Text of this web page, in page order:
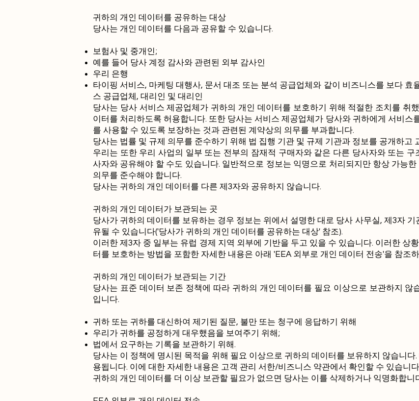
귀하의 개인 데이터를 공유하는 대상
당사는 개인 데이터를 다음과 공유할 수 있습니다.
보험사 및 중개인;
예를 들어 당사 계정 감사와 관련된 외부 감사인
우리 은행
타이핑 서비스, 마케팅 대행사, 문서 대조 또는 분석 공급업체와 같이 비즈니스를 보다 효
스 공급업체, 대리인 및 대리인
당사는 당사 서비스 제공업체가 귀하의 개인 데이터를 보호하기 위해 적절한 조치를 취
이터를 처리하도록 허용합니다. 또한 당사는 서비스 제공업체가 당사와 귀하에게 서비스
를 사용할 수 있도록 보장하는 것과 관련된 계약상의 의무를 부과합니다.
당사는 법률 및 규제 의무를 준수하기 위해 법 집행 기관 및 규제 기관과 정보를 공개하고
우리는 또한 우리 사업의 일부 또는 전부의 잠재적 구매자와 같은 다른 당사자와 또는
사자와 공유해야 할 수도 있습니다. 일반적으로 정보는 익명으로 처리되지만 항상 가능
의무를 준수해야 합니다.
당사는 귀하의 개인 데이터를 다른 제3자와 공유하지 않습니다.
귀하의 개인 데이터가 보관되는 곳
당사가 귀하의 데이터를 보유하는 경우 정보는 위에서 설명한 대로 당사 사무실, 제3자
유될 수 있습니다('당사가 귀하의 개인 데이터를 공유하는 대상' 참조).
이러한 제3자 중 일부는 유럽 경제 지역 외부에 기반을 두고 있을 수 있습니다. 이러한 상
터를 보호하는 방법을 포함한 자세한 내용은 아래 'EEA 외부로 개인 데이터 전송'을 참조
귀하의 개인 데이터가 보관되는 기간
당사는 표준 데이터 보존 정책에 따라 귀하의 개인 데이터를 필요 이상으로 보관하지 않
입니다.
귀하 또는 귀하를 대신하여 제기된 질문, 불만 또는 청구에 응답하기 위해
우리가 귀하를 공정하게 대우했음을 보여주기 위해;
법에서 요구하는 기록을 보관하기 위해.
당사는 이 정책에 명시된 목적을 위해 필요 이상으로 귀하의 데이터를 보유하지 않습니
용됩니다. 이에 대한 자세한 내용은 고객 관리 서한/비즈니스 약관에서 확인할 수 있습니
귀하의 개인 데이터를 더 이상 보관할 필요가 없으면 당사는 이를 삭제하거나 익명화합니